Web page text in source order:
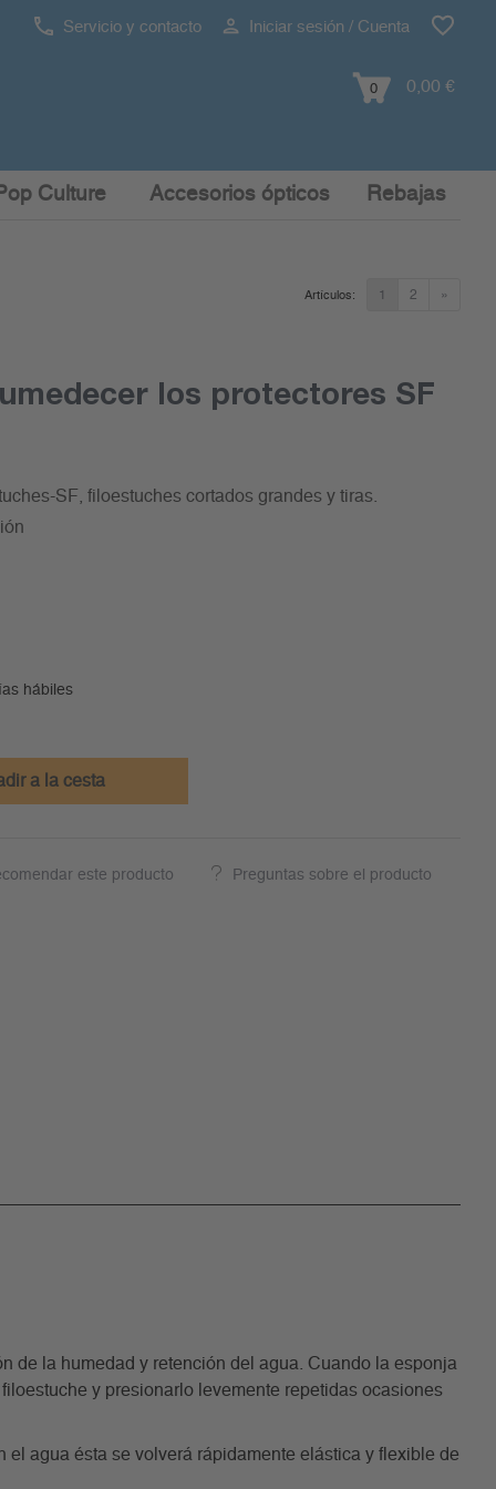
Servicio y contacto Iniciar sesión / Cuenta
0 0,00 €
Culture Accesorios ópticos Rebajas
1 2 »
Artículos:
los protectores SF
SF, filoestuches cortados grandes y tiras.
hábiles
a la cesta
este producto Preguntas sobre el producto
de la humedad y retención del agua. Cuando la esponja
y presionarlo levemente repetidas ocasiones
agua ésta se volverá rápidamente elástica y flexible de